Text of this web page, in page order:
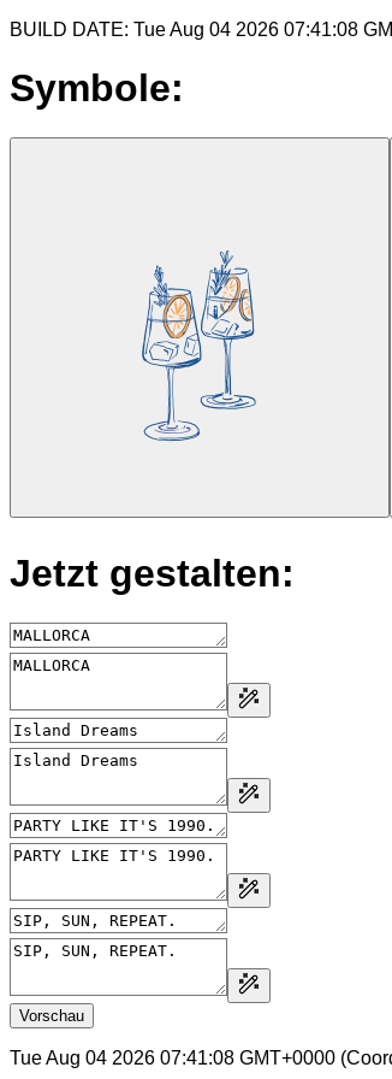
BUILD DATE: Tue Aug 04 2026 07:41:08
Symbole:
Jetzt gestalten:
Vorschau
Tue Aug 04 2026 07:41:08 GMT+0000